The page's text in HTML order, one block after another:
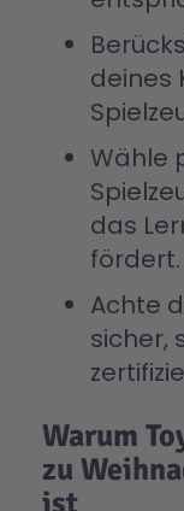
deines
Wähle
das
fördert.
Achte
sicher,
Warum
zu